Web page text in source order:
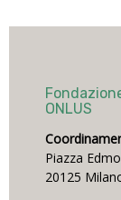
ONLUS
Piazza
20125